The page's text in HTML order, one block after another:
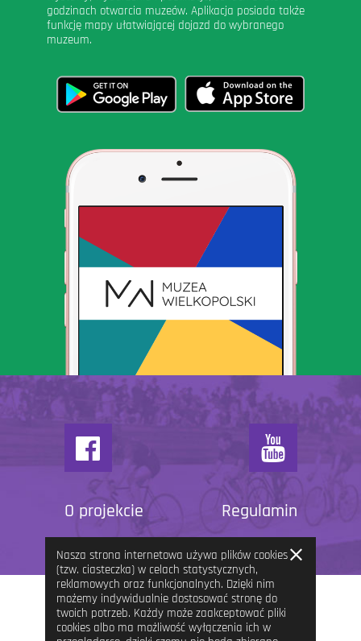
godzinach otwarcia muzeów. Aplikacja posiada także
funkcję mapy ułatwiającej dojazd do wybranego
muzeum.
O projekcie Regulamin
Nasza strona internetowa używa plików cookies
(tzw. ciasteczka) w celach statystycznych,
reklamowych oraz funkcjonalnych. Dzięki nim
możemy indywidualnie dostosować stronę do
twoich potrzeb. Każdy może zaakceptować pliki
cookies albo ma możliwość wyłączenia ich w